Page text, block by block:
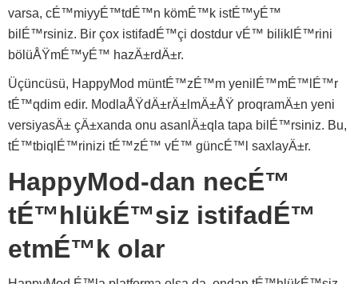
varsa, cÉ™miyyÉ™tdÉ™n kömÉ™k istÉ™yÉ™
bilÉ™rsiniz. Bir çox istifadÉ™çi dostdur vÉ™ biliklÉ™rini
bölüÅŸmÉ™yÉ™ hazÄ±rdÄ±r.
Üçüncüsü, HappyMod müntÉ™zÉ™m yenilÉ™mÉ™lÉ™r
tÉ™qdim edir. ModlaÅŸdÄ±rÄ±lmÄ±ÅŸ proqramÄ±n yeni
versiyasÄ± çÄ±xanda onu asanlÄ±qla tapa bilÉ™rsiniz. Bu,
tÉ™tbiqlÉ™rinizi tÉ™zÉ™ vÉ™ güncÉ™l saxlayÄ±r.
HappyMod-dan necÉ™
tÉ™hlükÉ™siz istifadÉ™
etmÉ™k olar